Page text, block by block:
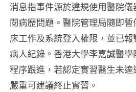
消息指事件源於違規使用醫院
閱病歷問題。醫院管理局隨即
床工作及系統登入權限，並已
病人紀錄。香港大學李嘉誠醫
程序跟進，若認定實習醫生未
嚴重可建議終止實習。